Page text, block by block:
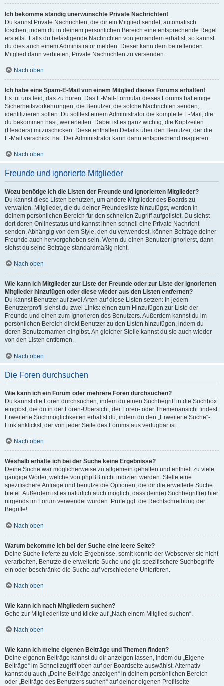
Ich bekomme ständig unerwünschte Private Nachrichten!
Du kannst Private Nachrichten, die dir ein Mitglied sendet, automatisch
löschen, indem du in deinem persönlichen Bereich eine entsprechende Regel
erstellst. Falls du belästigende Nachrichten von jemandem erhältst, so kannst
du dies auch einem Administrator melden. Dieser kann dem betreffenden
Mitglied dann verbieten, Private Nachrichten zu versenden.
Nach oben
Ich habe eine Spam-E-Mail von einem Mitglied dieses Forums erhalten!
Es tut uns leid, das zu hören. Das E-Mail-Formular dieses Forums hat einige
Sicherheitsvorkehrungen, die Benutzer, die solche Nachrichten senden,
identifizieren sollen. Du solltest einem Administrator die komplette E-Mail, die
du bekommen hast, weiterleiten. Dabei ist es ganz wichtig, die Kopfzeilen
(Headers) mitzuschicken. Diese enthalten Details über den Benutzer, der die
E-Mail verschickt hat. Der Administrator kann dann entsprechend reagieren.
Nach oben
Freunde und ignorierte Mitglieder
Wozu benötige ich die Listen der Freunde und ignorierten Mitglieder?
Du kannst diese Listen benutzen, um andere Mitglieder des Boards zu
verwalten. Mitglieder, die du deiner Freundesliste hinzufügst, werden in
deinem persönlichen Bereich für den schnellen Zugriff aufgelistet. Du siehst
dort deren Onlinestatus und kannst ihnen schnell eine Private Nachricht
senden. Abhängig von dem Style, den du verwendest, können Beiträge deiner
Freunde auch hervorgehoben sein. Wenn du einen Benutzer ignorierst, dann
siehst du seine Beiträge standardmäßig nicht.
Nach oben
Wie kann ich Mitglieder zur Liste der Freunde oder zur Liste der ignorierten
Mitglieder hinzufügen oder diese wieder aus den Listen entfernen?
Du kannst Benutzer auf zwei Arten auf diese Listen setzen: In jedem
Benutzerprofil siehst du zwei Links: einen zum Hinzufügen zur Liste der
Freunde und einen zum Ignorieren des Benutzers. Außerdem kannst du im
persönlichen Bereich direkt Benutzer zu den Listen hinzufügen, indem du
deren Benutzernamen eingibst. An gleicher Stelle kannst du sie auch wieder
von den Listen entfernen.
Nach oben
Die Foren durchsuchen
Wie kann ich ein Forum oder mehrere Foren durchsuchen?
Du kannst die Foren durchsuchen, indem du einen Suchbegriff in die Suchbox
eingibst, die du in der Foren-Übersicht, der Foren- oder Themenansicht findest.
Erweiterte Suchmöglichkeiten erhältst du, indem du den „Erweiterte Suche“-
Link anklickst, der von jeder Seite des Forums aus verfügbar ist.
Nach oben
Weshalb erhalte ich bei der Suche keine Ergebnisse?
Deine Suche war möglicherweise zu allgemein gehalten und enthielt zu viele
gängige Wörter, welche von phpBB nicht indiziert werden. Stelle eine
spezifischere Anfrage und benutze die Optionen, die dir die erweiterte Suche
bietet. Außerdem ist es natürlich auch möglich, dass dein(e) Suchbegriff(e) hier
nirgends im Forum verwendet wurden. Prüfe ggf. die Rechtschreibung der
Begriffe!
Nach oben
Warum bekomme ich bei der Suche eine leere Seite?
Deine Suche lieferte zu viele Ergebnisse, somit konnte der Webserver sie nicht
verarbeiten. Benutze die erweiterte Suche und gib spezifischere Suchbegriffe
ein oder beschränke die Suche auf verschiedene Unterforen.
Nach oben
Wie kann ich nach Mitgliedern suchen?
Gehe zur Mitgliederliste und klicke auf „Nach einem Mitglied suchen“.
Nach oben
Wie kann ich meine eigenen Beiträge und Themen finden?
Deine eigenen Beiträge kannst du dir anzeigen lassen, indem du „Eigene
Beiträge“ im Schnellzugriff oben auf der Boardseite auswählst. Alternativ
kannst du auch „Deine Beiträge anzeigen“ in deinem persönlichen Bereich
oder „Beiträge des Benutzers suchen“ auf deiner eigenen Profilseite